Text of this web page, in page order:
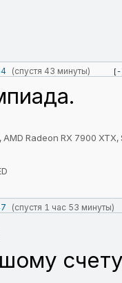
(спустя 43 минуты)
Radeon RX 7900
(спустя 1 час 53 минуты)